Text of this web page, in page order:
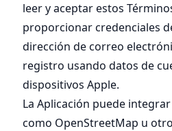
leer y aceptar estos
proporcionar credenciales
dirección de correo
registro usando datos de
dispositivos Apple.
La Aplicación puede
como OpenStreetMap u